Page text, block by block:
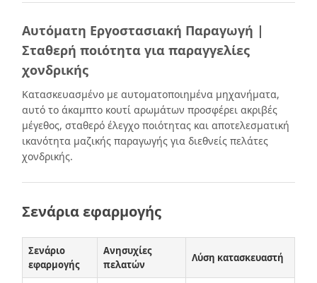
Αυτόματη Εργοστασιακή Παραγωγή |
Σταθερή ποιότητα για παραγγελίες
χονδρικής
Κατασκευασμένο με αυτοματοποιημένα μηχανήματα,
αυτό το άκαμπτο κουτί αρωμάτων προσφέρει ακριβές
μέγεθος, σταθερό έλεγχο ποιότητας και αποτελεσματική
ικανότητα μαζικής παραγωγής για διεθνείς πελάτες
χονδρικής.
Σενάρια εφαρμογής
Σενάριο
εφαρμογής
Ανησυχίες
πελατών
Λύση κατασκευαστή